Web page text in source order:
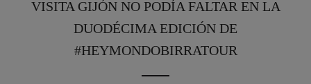
VISITA GIJÓN NO PODÍA FALTAR EN LA
DUODÉCIMA EDICIÓN DE
#HEYMONDOBIRRATOUR